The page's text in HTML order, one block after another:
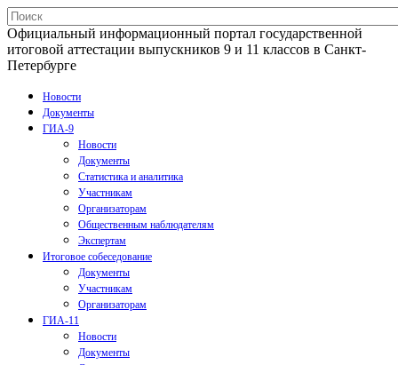
Официальный информационный портал государственной
итоговой аттестации выпускников 9 и 11 классов в Санкт-
Петербурге
Новости
Документы
ГИА-9
Новости
Документы
Статистика и аналитика
Участникам
Организаторам
Общественным наблюдателям
Экспертам
Итоговое собеседование
Документы
Участникам
Организаторам
ГИА-11
Новости
Документы